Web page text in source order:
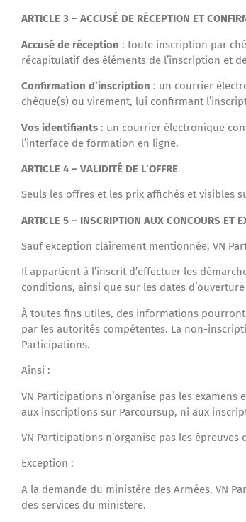
ARTICLE 3 – ACCUSÉ DE RÉCEPTION ET
Accusé de réception : toute inscription par
récapitulatif des éléments de l’inscription et
Confirmation d’inscription : un courrier
chèque(s) ou virement, lui confirmant
Vos identifiants : un courrier électronique
l’interface de formation en ligne.
ARTICLE 4 – VALIDITÉ DE L’OFFRE
Seuls les offres et les prix affichés et visibles
ARTICLE 5 – INSCRIPTION AUX CONCOURS ET
Sauf exception clairement mentionnée, VN
Il appartient à l’inscrit d’effectuer les
conditions, ainsi que sur les dates
À toutes fins utiles, des informations
par les autorités compétentes. La non-
Participations.
Ainsi :
VN Participations n’organise pas les examens
aux inscriptions sur Parcoursup, ni aux
VN Participations n’organise pas les
Exception :
A la demande du ministère des Armées, VN
des services du ministère.